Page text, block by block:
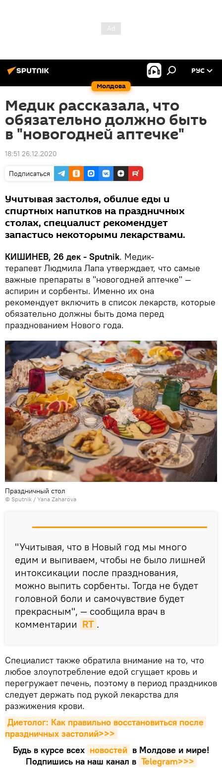
Молдова
РУС
Медик рассказала, что
обязательно должно быть
в "новогодней аптечке"
18:51 26.12.2020
Подписаться
Учитывая застолья, обилие еды и
спиртных напитков на праздничных
столах, специалист рекомендует
запастись некоторыми лекарствами.
КИШИНЕВ, 26 дек - Sputnik. Медик-
терапевт Людмила Лапа утверждает, что самые
важные препараты в "новогодней аптечке" —
аспирин и сорбенты. Именно их она
рекомендует включить в список лекарств, которые
обязательно должны быть дома перед
празднованием Нового года.
Праздничный стол
© Sputnik / Yana Zaharova
"Учитывая, что в Новый год мы много
едим и выпиваем, чтобы не было лишней
интоксикации после празднования,
можно выпить сорбенты. Тогда не будет
головной боли и самочувствие будет
прекрасным", — сообщила врач в
комментарии RT .
Специалист также обратила внимание на то, что
любое злоупотребление едой сгущает кровь и
перегружает печень, поэтому в период праздников
следует держать под рукой лекарства для
разжижения крови.
Диетолог: Как правильно восстановиться после
праздничных застолий>>>
Будь в курсе всех новостей в Молдове и мире!
Подпишись на наш канал в Telegram>>>